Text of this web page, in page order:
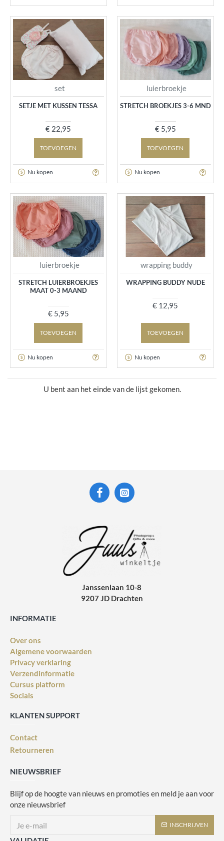
set
SETJE MET KUSSEN TESSA
€ 22,95
TOEVOEGEN
Nu kopen
luierbroekje
STRETCH BROEKJES 3-6 MND
€ 5,95
TOEVOEGEN
Nu kopen
luierbroekje
STRETCH LUIERBROEKJES
MAAT 0-3 MAAND
€ 5,95
TOEVOEGEN
Nu kopen
wrapping buddy
WRAPPING BUDDY NUDE
€ 12,95
TOEVOEGEN
Nu kopen
U bent aan het einde van de lijst gekomen.
Janssenlaan 10-8
9207 JD Drachten
INFORMATIE
Over ons
Algemene voorwaarden
Privacy verklaring
Verzendinformatie
Cursus platform
Socials
KLANTEN SUPPORT
Contact
Retourneren
NIEUWSBRIEF
Blijf op de hoogte van nieuws en promoties en meld je aan voor
onze nieuwsbrief
INSCHRIJVEN